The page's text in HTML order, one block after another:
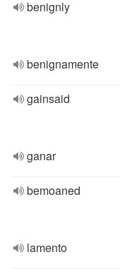
benignly
benignamente
gainsaid
ganar
bemoaned
lamento